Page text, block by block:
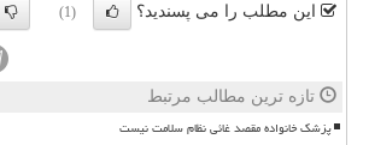
این مطلب را می پسندید؟ (1)
تازه ترین مطالب مرتبط
پزشک خانواده مقصد غائی نظام سلامت نیست